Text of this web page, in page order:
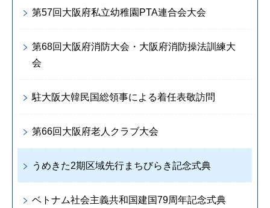
第57回大阪府私立幼稚園PTA連合会大会
第68回大阪府消防大会・大阪府消防操法訓練大
会
駐大阪大韓民国総領事による着任表敬訪問
第66回大阪府老人クラブ大会
うめきた2期区域先行まちびらき記念式典
ベトナム社会主義共和国建国79周年記念式典